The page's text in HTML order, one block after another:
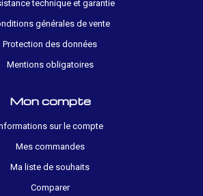
technique et garantie
générales de vente
Protection des données
Mentions obligatoires
Mon compte
sur le compte
Mes commandes
Ma liste de souhaits
Comparer